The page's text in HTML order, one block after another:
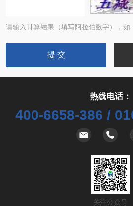
请输入计算结果（填写阿拉伯数字），如
热线电话：
400-6658-386 /
关注公众号